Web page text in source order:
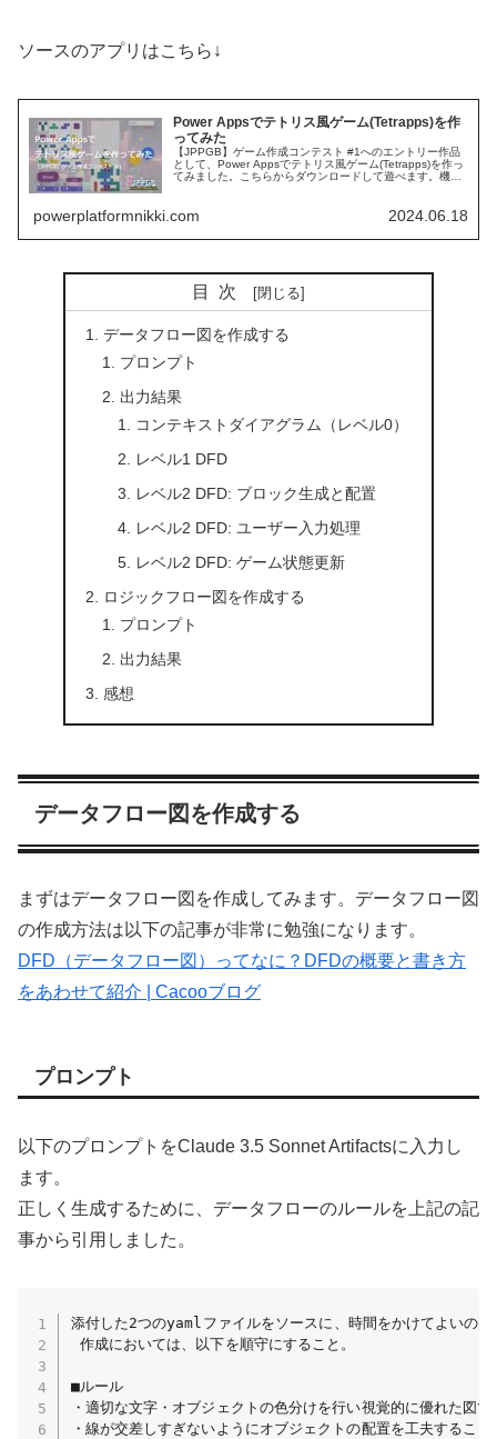
ソースのアプリはこちら↓
Power Appsでテトリス風ゲーム(Tetrapps)を作
ってみた
【JPPGB】ゲーム作成コンテスト #1へのエントリー作品
として、Power Appsでテトリス風ゲーム(Tetrapps)を作っ
てみました。こちらからダウンロードして遊べます。機能
powerplatformnikki.com 2024.06.18
目次
データフロー図を作成する
プロンプト
出力結果
コンテキストダイアグラム（レベル0）
レベル1 DFD
レベル2 DFD: ブロック生成と配置
レベル2 DFD: ユーザー入力処理
レベル2 DFD: ゲーム状態更新
ロジックフロー図を作成する
プロンプト
出力結果
感想
データフロー図を作成する
まずはデータフロー図を作成してみます。データフロー図
の作成方法は以下の記事が非常に勉強になります。
DFD（データフロー図）ってなに？DFDの概要と書き方
をあわせて紹介 | Cacooブログ
プロンプト
以下のプロンプトをClaude 3.5 Sonnet Artifactsに入力し
ます。
正しく生成するために、データフローのルールを上記の記
事から引用しました。
添付した2つのyamlファイルをソースに、時間をかけてよいの
作成においては、以下を順守にすること。
■ルール
・適切な文字・オブジェクトの色分けを行い視覚的に優れた図で
・線が交差しすぎないようにオブジェクトの配置を工夫すること